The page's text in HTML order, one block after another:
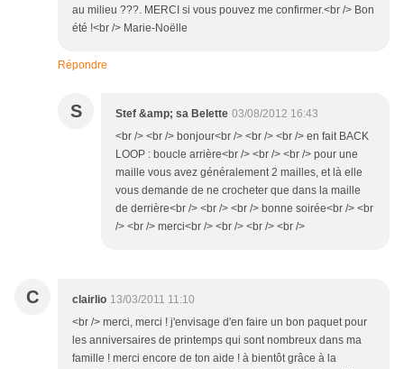
au milieu ???. MERCI si vous pouvez me confirmer.<br /> Bon
été !<br /> Marie-Noëlle
Répondre
S Stef &amp; sa Belette 03/08/2012 16:43
<br /> <br /> bonjour<br /> <br /> <br /> en fait BACK
LOOP : boucle arrière<br /> <br /> <br /> pour une
maille vous avez généralement 2 mailles, et là elle
vous demande de ne crocheter que dans la maille
de derrière<br /> <br /> <br /> bonne soirée<br /> <br
/> <br /> merci<br /> <br /> <br /> <br />
C clairlio 13/03/2011 11:10
<br /> merci, merci ! j'envisage d'en faire un bon paquet pour
les anniversaires de printemps qui sont nombreux dans ma
famille ! merci encore de ton aide ! à bientôt grâce à la